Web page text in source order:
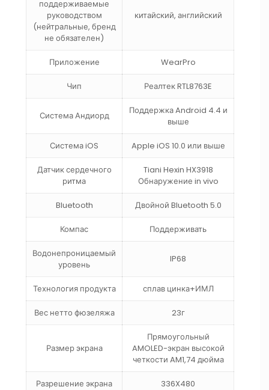
поддерживаемые
руководством
(нейтральные, бренд
не обязателен)
китайский, английский
Приложение WearPro
Чип Реалтек RTL8763E
Система Андиорд
Поддержка Android 4.4 и
выше
Система iOS Apple iOS 10.0 или выше
Датчик сердечного
ритма
Tiani Hexin HX3918
Обнаружение in vivo
Bluetooth Двойной Bluetooth 5.0
Компас Поддерживать
Водонепроницаемый
уровень
IP68
Технология продукта сплав цинка+ИМЛ
Вес нетто фюзеляжа 23г
Размер экрана
Прямоугольный
AMOLED-экран высокой
четкости AM1,74 дюйма
Разрешение экрана 336X480